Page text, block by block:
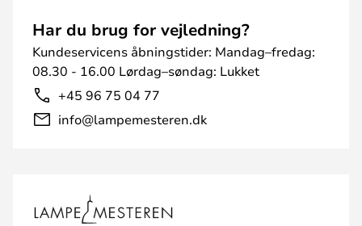
Har du brug for vejledning?
Kundeservicens åbningstider: Mandag–fredag:
08.30 - 16.00 Lørdag–søndag: Lukket
+45 96 75 04 77
info@lampemesteren.dk